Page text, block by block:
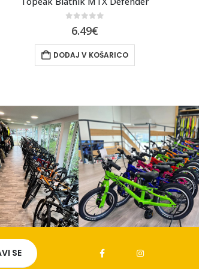
15.99€
DODAJ V KOŠARICO